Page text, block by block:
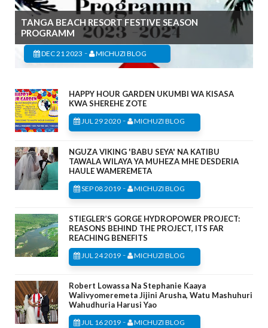
TANGA BEACH RESORT FESTIVE SEASON
PROGRAMM
DEC 21 2023 - MICHUZI BLOG
HAPPY HOUR GARDEN UKUMBI WA KISASA
KWA SHEREHE ZOTE
JUL 29 2020 - MICHUZI BLOG
NGUZA VIKING 'BABU SEYA' NA KATIBU
TAWALA WILAYA YA MUHEZA MHE DESDERIA
HAULE WAMEREMETA
SEP 08 2019 - MICHUZI BLOG
STIEGLER’S GORGE HYDROPOWER PROJECT:
REASONS BEHIND THE PROJECT, ITS FAR
REACHING BENEFITS
JUL 24 2019 - MICHUZI BLOG
Robert Lowassa Na Stephanie Kaaya
Walivyomeremeta Jijini Arusha, Watu Mashuhuri
Wahudhuria Harusi Yao
JUL 16 2019 - MICHUZI BLOG